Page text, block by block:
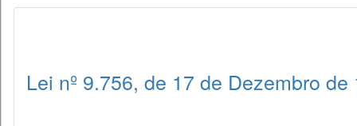
Lei nº 9.756, de 17 de Dezembro de